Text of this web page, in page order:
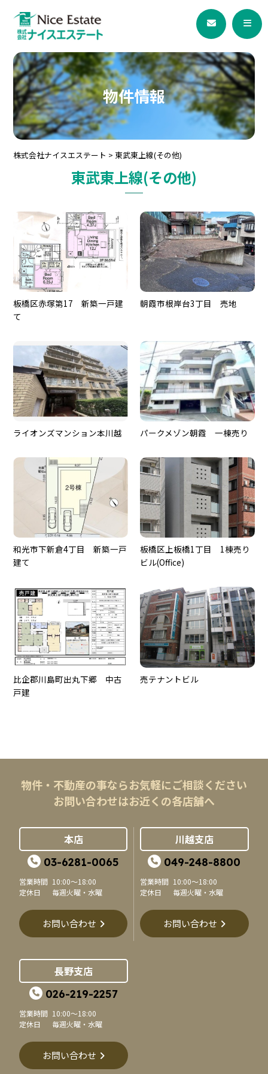
物件情報
株式会社ナイスエステート > 東武東上線(その他)
東武東上線(その他)
板橋区赤塚第17 新築一戸建
て
朝霞市根岸台3丁目 売地
ライオンズマンション本川越 パークメゾン朝霞 一棟売り
和光市下新倉4丁目 新築一戸
建て
板橋区上板橋1丁目 1棟売り
ビル(Office)
比企郡川島町出丸下郷 中古
戸建
売テナントビル
物件・不動産の事ならお気軽にご相談ください
お問い合わせはお近くの各店舗へ
本店
03-6281-0065
営業時間 10:00～18:00
定休日
毎週火曜・水曜
お問い合わせ
川越支店
049-248-8800
営業時間 10:00～18:00
定休日
毎週火曜・水曜
お問い合わせ
長野支店
026-219-2257
営業時間 10:00～18:00
定休日
毎週火曜・水曜
お問い合わせ